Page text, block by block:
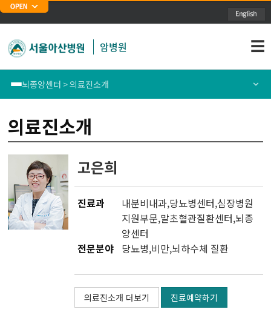
주메뉴 바로가기
본문 바로가기
암병원 ☰
뇌종양센터 > 의료진소개
위암센터
식도암센터
대장암센터
의료진소개
의료진소개
고은희
진료과 내분비내과,당뇨병센터,심장병원
지원부문,말초혈관질환센터,뇌종
양센터
전문분야 당뇨병,비만,뇌하수체 질환
의료진소개 더보기 진료예약하기